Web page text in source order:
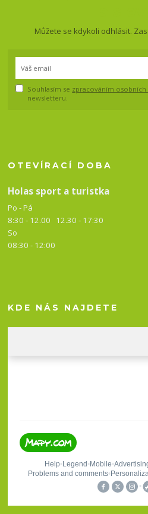
Můžete se kdykoli odhlásit.
Souhlasím se zpracováním osobních
newsletteru.
OTEVÍRACÍ DOBA
Holas sport a turistka
Po - Pá
8:30 - 12.00 12.30 - 17:30
So
08:30 - 12:00
KDE NÁS NAJDETE